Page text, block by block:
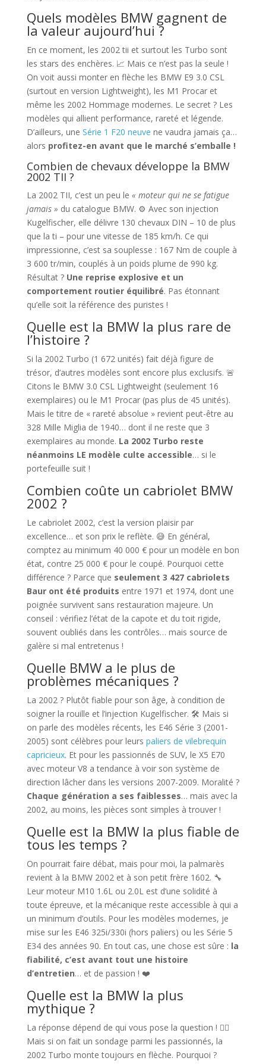
Quels modèles BMW gagnent de
la valeur aujourd’hui ?
En ce moment, les 2002 tii et surtout les Turbo sont
les stars des enchères. 📈 Mais ce n’est pas la seule !
On voit aussi monter en flèche les BMW E9 3.0 CSL
(surtout en version Lightweight), les M1 Procar et
même les 2002 Hommage modernes. Le secret ? Les
modèles qui allient performance, rareté et légende.
D’ailleurs, une Série 1 F20 neuve ne vaudra jamais ça…
alors profitez-en avant que le marché s’emballe !
Combien de chevaux développe la BMW
2002 TII ?
La 2002 TII, c’est un peu le « moteur qui ne se fatigue
jamais » du catalogue BMW. ⚙️ Avec son injection
Kugelfischer, elle délivre 130 chevaux DIN – 10 de plus
que la ti – pour une vitesse de 185 km/h. Ce qui
impressionne, c’est sa souplesse : 167 Nm de couple à
3 600 tr/min, couplés à un poids plume de 990 kg.
Résultat ? Une reprise explosive et un
comportement routier équilibré. Pas étonnant
qu’elle soit la référence des puristes !
Quelle est la BMW la plus rare de
l’histoire ?
Si la 2002 Turbo (1 672 unités) fait déjà figure de
trésor, d’autres modèles sont encore plus exclusifs. 🚨
Citons le BMW 3.0 CSL Lightweight (seulement 16
exemplaires) ou le M1 Procar (pas plus de 45 unités).
Mais le titre de « rareté absolue » revient peut-être au
328 Mille Miglia de 1940… dont il ne reste que 3
exemplaires au monde. La 2002 Turbo reste
néanmoins LE modèle culte accessible… si le
portefeuille suit !
Combien coûte un cabriolet BMW
2002 ?
Le cabriolet 2002, c’est la version plaisir par
excellence… et son prix le reflète. 😅 En général,
comptez au minimum 40 000 € pour un modèle en bon
état, contre 25 000 € pour le coupé. Pourquoi cette
différence ? Parce que seulement 3 427 cabriolets
Baur ont été produits entre 1971 et 1974, dont une
poignée survivent sans restauration majeure. Un
conseil : vérifiez l’état de la capote et du toit rigide,
souvent oubliés dans les contrôles… mais source de
galère si mal entretenus !
Quelle BMW a le plus de
problèmes mécaniques ?
La 2002 ? Plutôt fiable pour son âge, à condition de
soigner la rouille et l’injection Kugelfischer. 🛠️ Mais si
on parle des modèles récents, les E46 Série 3 (2001-
2005) sont célèbres pour leurs paliers de vilebrequin
capricieux. Et pour les passionnés de SUV, le X5 E70
avec moteur V8 a tendance à voir son système de
direction lâcher dans les versions 2007-2009. Moralité ?
Chaque génération a ses faiblesses… mais avec la
2002, au moins, les pièces sont simples à trouver !
Quelle est la BMW la plus fiable de
tous les temps ?
On pourrait faire débat, mais pour moi, la palmarès
revient à la BMW 2002 et à son petit frère 1602. 🔧
Leur moteur M10 1.6L ou 2.0L est d’une solidité à
toute épreuve, et la mécanique reste accessible à qui a
un minimum d’outils. Pour les modèles modernes, je
mise sur les E46 325i/330i (hors paliers) ou les Série 5
E34 des années 90. En tout cas, une chose est sûre : la
fiabilité, c’est avant tout une histoire
d’entretien… et de passion ! ❤️
Quelle est la BMW la plus
mythique ?
La réponse dépend de qui vous pose la question ! 🤷‍♂️
Mais si on fait un sondage parmi les passionnés, la
2002 Turbo monte toujours en flèche. Pourquoi ?